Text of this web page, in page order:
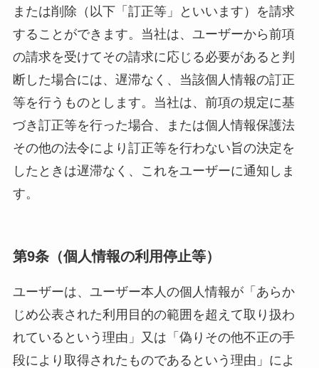
または削除（以下「訂正等」といいます）を請求
することができます。当社は、ユーザーから前項
の請求を受けてその請求に応じる必要があると判
断した場合には、遅滞なく、当該個人情報の訂正
等を行うものとします。当社は、前項の規定に基
づき訂正等を行った場合、または個人情報保護法
その他の法令により訂正等を行わない旨の決定を
したときは遅滞なく、これをユーザーに通知しま
す。
第9条（個人情報の利用停止等）
ユーザーは、ユーザー本人の個人情報が「あらか
じめ公表された利用目的の範囲を超えて取り扱わ
れているという理由」又は「偽りその他不正の手
段により取得されたものであるという理由」によ